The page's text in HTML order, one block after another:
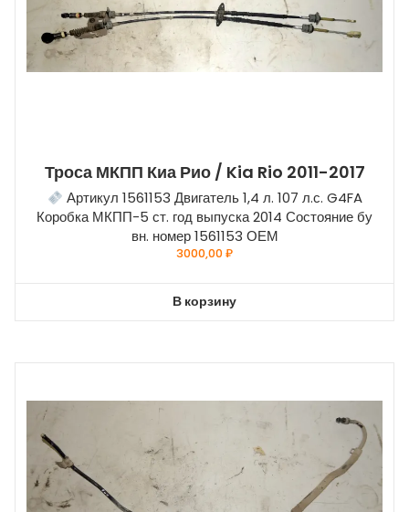
Троса МКПП Киа Рио / Kia Rio 2011-2017
Артикул 1561153 Двигатель 1,4 л. 107 л.с. G4FA
Коробка МКПП-5 ст. год выпуска 2014 Состояние бу
вн. номер 1561153 ОЕМ
3000,00₽
В корзину